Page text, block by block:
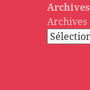
Archives
Archives